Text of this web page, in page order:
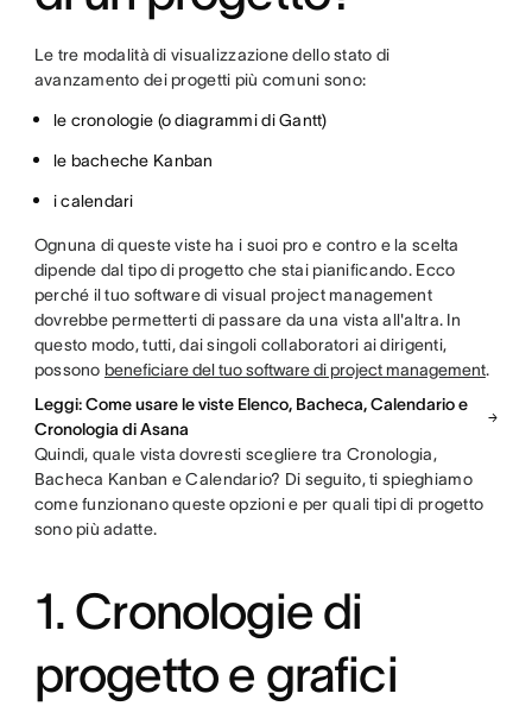
Le tre modalità di visualizzazione dello stato di
avanzamento dei progetti più comuni sono:
le cronologie (o diagrammi di Gantt)
le bacheche Kanban
i calendari
Ognuna di queste viste ha i suoi pro e contro e la scelta
dipende dal tipo di progetto che stai pianificando. Ecco
perché il tuo software di visual project management
dovrebbe permetterti di passare da una vista all'altra. In
questo modo, tutti, dai singoli collaboratori ai dirigenti,
possono beneficiare del tuo software di project management.
Leggi: Come usare le viste Elenco, Bacheca, Calendario e
Cronologia di Asana
Quindi, quale vista dovresti scegliere tra Cronologia,
Bacheca Kanban e Calendario? Di seguito, ti spieghiamo
come funzionano queste opzioni e per quali tipi di progetto
sono più adatte.
1. Cronologie di
progetto e grafici